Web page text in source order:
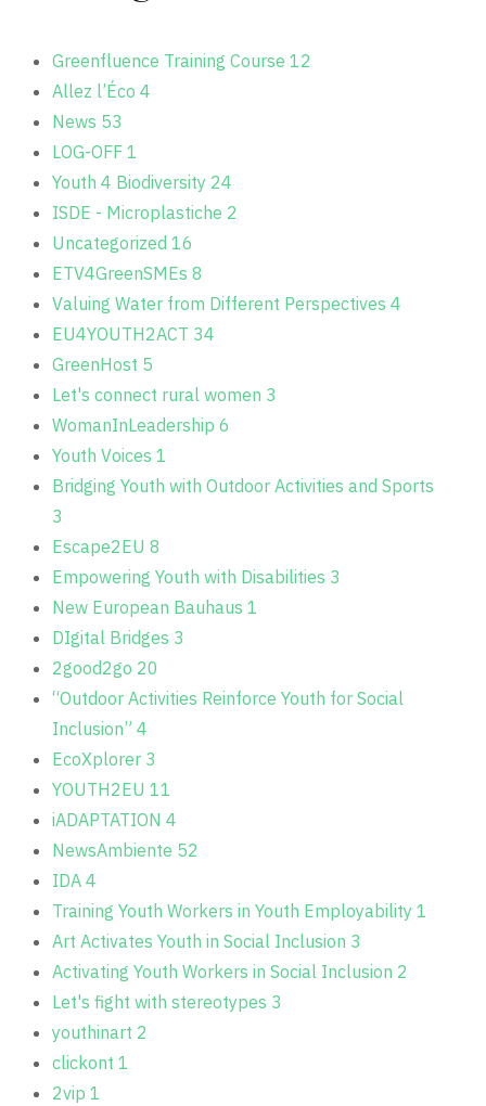
Greenfluence Training Course 12
Allez l’Éco 4
News 53
LOG-OFF 1
Youth 4 Biodiversity 24
ISDE - Microplastiche 2
Uncategorized 16
ETV4GreenSMEs 8
Valuing Water from Different Perspectives 4
EU4YOUTH2ACT 34
GreenHost 5
Let's connect rural women 3
WomanInLeadership 6
Youth Voices 1
Bridging Youth with Outdoor Activities and Sports
3
Escape2EU 8
Empowering Youth with Disabilities 3
New European Bauhaus 1
DIgital Bridges 3
2good2go 20
“Outdoor Activities Reinforce Youth for Social
Inclusion” 4
EcoXplorer 3
YOUTH2EU 11
iADAPTATION 4
NewsAmbiente 52
IDA 4
Training Youth Workers in Youth Employability 1
Art Activates Youth in Social Inclusion 3
Activating Youth Workers in Social Inclusion 2
Let's fight with stereotypes 3
youthinart 2
clickont 1
2vip 1